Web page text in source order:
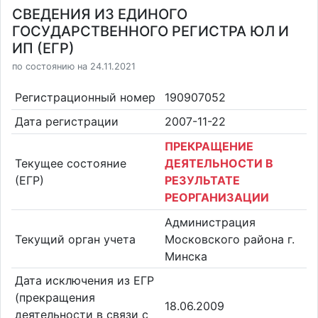
СВЕДЕНИЯ ИЗ ЕДИНОГО
ГОСУДАРСТВЕННОГО РЕГИСТРА ЮЛ И
ИП (ЕГР)
по состоянию на 24.11.2021
Регистрационный номер
190907052
Дата регистрации
2007-11-22
Текущее состояние
(ЕГР)
ПРЕКРАЩЕНИЕ
ДЕЯТЕЛЬНОСТИ В
РЕЗУЛЬТАТЕ
РЕОРГАНИЗАЦИИ
Текущий орган учета
Администрация
Московского района г.
Минска
Дата исключения из ЕГР
(прекращения
деятельности в связи с
18.06.2009